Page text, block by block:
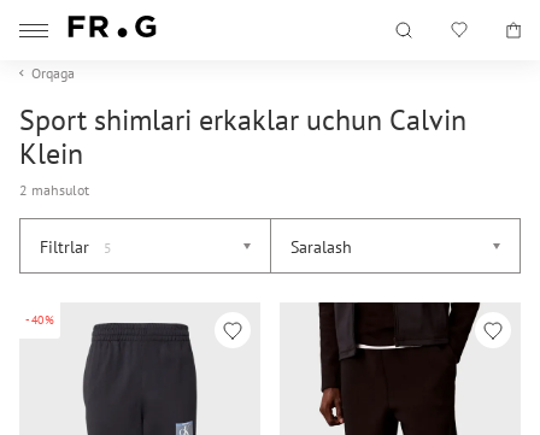
Orqaga
Sport shimlari erkaklar uchun Calvin
Klein
2 mahsulot
Filtrlar 5 Saralash
-40%